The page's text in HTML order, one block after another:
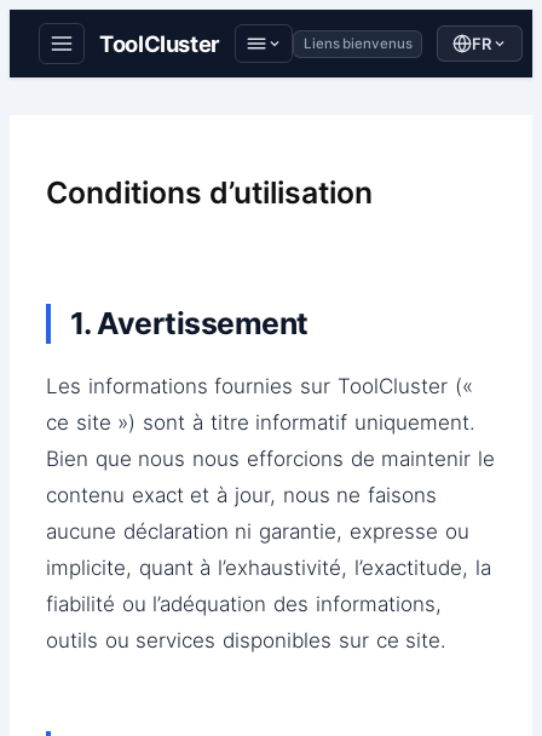
ToolCluster Liens bienvenus FR
Conditions d’utilisation
1. Avertissement
Les informations fournies sur ToolCluster («
ce site ») sont à titre informatif uniquement.
Bien que nous nous efforcions de maintenir le
contenu exact et à jour, nous ne faisons
aucune déclaration ni garantie, expresse ou
implicite, quant à l’exhaustivité, l’exactitude, la
fiabilité ou l’adéquation des informations,
outils ou services disponibles sur ce site.